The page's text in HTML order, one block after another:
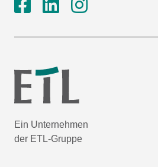
Ein Unternehmen
der ETL-Gruppe